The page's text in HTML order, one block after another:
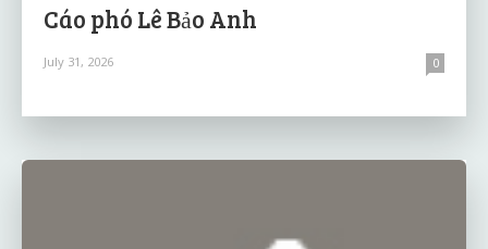
Cáo phó Lê Bảo Anh
July 31, 2026 0